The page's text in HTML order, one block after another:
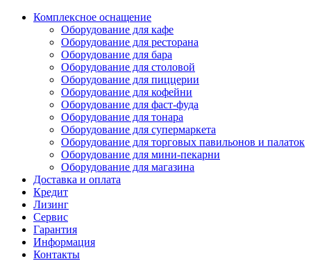
Комплексное оснащение
Оборудование для кафе
Оборудование для ресторана
Оборудование для бара
Оборудование для столовой
Оборудование для пиццерии
Оборудование для кофейни
Оборудование для фаст-фуда
Оборудование для тонара
Оборудование для супермаркета
Оборудование для торговых павильонов и палаток
Оборудование для мини-пекарни
Оборудование для магазина
Доставка и оплата
Кредит
Лизинг
Сервис
Гарантия
Информация
Контакты